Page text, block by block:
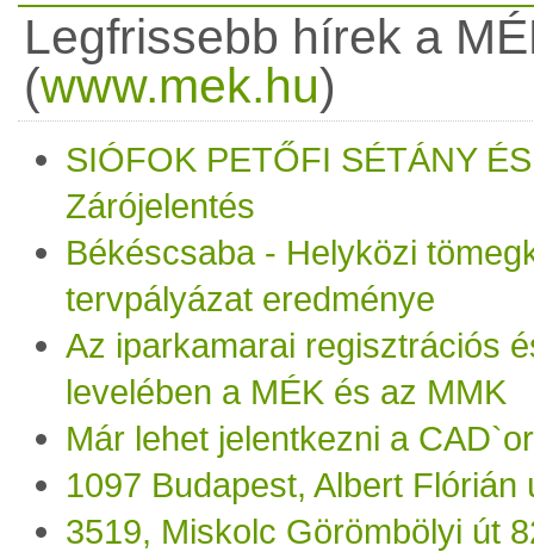
Legfrissebb hírek a
(www.mek.hu)
SIÓFOK PETŐFI SÉTÁNY
Zárójelentés
Békéscsaba - Helyközi
tervpályázat eredménye
Az iparkamarai regisztrációs
levelében a MÉK és az MMK
Már lehet jelentkezni a
1097 Budapest, Albert Flórián
3519, Miskolc Görömbölyi út